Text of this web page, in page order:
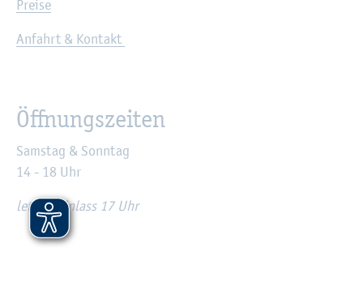
Prei­se
An­fahrt & Kon­takt
Öff­nungs­zei­ten
Sams­tag & Sonn­tag
14 - 18 Uhr
letz­ter Ein­lass 17 Uhr